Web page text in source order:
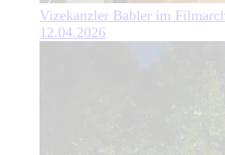
Vizekanzler Babler im
12.04.2026